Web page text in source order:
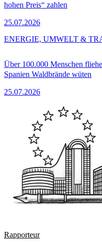
hohen Preis“ zahlen
25.07.2026
Über 100.000 Menschen
Spanien Waldbrände wüten
25.07.2026
ENERGIE, UMWELT &
Rapporteur